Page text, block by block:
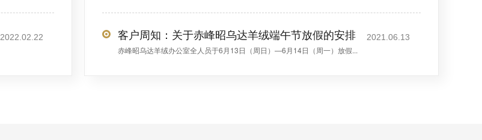
2022.02.22 客户周知：关于赤峰昭乌达羊绒端午节放假的安排 2021.06.13
赤峰昭乌达羊绒办公室全人员于6月13日（周日）—6月14日（周一）放假...